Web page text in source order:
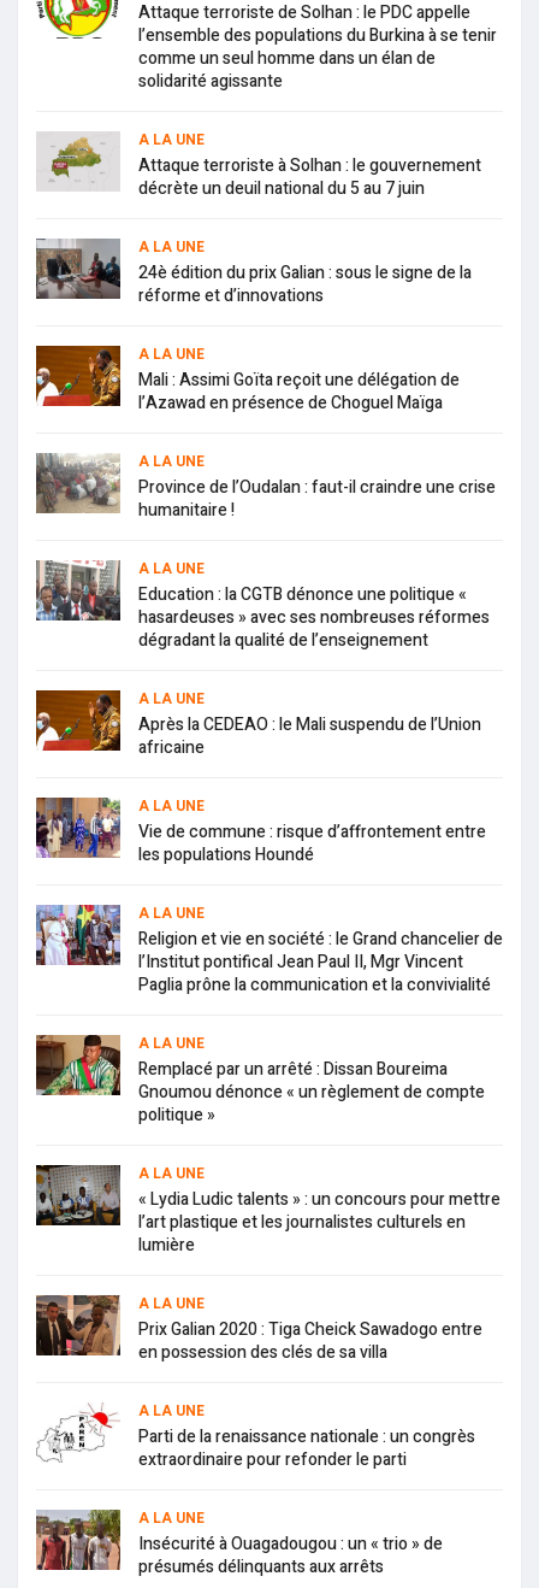
Attaque terroriste de Solhan : le PDC appelle
l’ensemble des populations du Burkina à se tenir
comme un seul homme dans un élan de
solidarité agissante
A LA UNE
Attaque terroriste à Solhan : le gouvernement
décrète un deuil national du 5 au 7 juin
A LA UNE
24è édition du prix Galian : sous le signe de la
réforme et d’innovations
A LA UNE
Mali : Assimi Goïta reçoit une délégation de
l’Azawad en présence de Choguel Maïga
A LA UNE
Province de l’Oudalan : faut-il craindre une crise
humanitaire !
A LA UNE
Education : la CGTB dénonce une politique «
hasardeuses » avec ses nombreuses réformes
dégradant la qualité de l’enseignement
A LA UNE
Après la CEDEAO : le Mali suspendu de l’Union
africaine
A LA UNE
Vie de commune : risque d’affrontement entre
les populations Houndé
A LA UNE
Religion et vie en société : le Grand chancelier de
l’Institut pontifical Jean Paul II, Mgr Vincent
Paglia prône la communication et la convivialité
A LA UNE
Remplacé par un arrêté : Dissan Boureima
Gnoumou dénonce « un règlement de compte
politique »
A LA UNE
« Lydia Ludic talents » : un concours pour mettre
l’art plastique et les journalistes culturels en
lumière
A LA UNE
Prix Galian 2020 : Tiga Cheick Sawadogo entre
en possession des clés de sa villa
A LA UNE
Parti de la renaissance nationale : un congrès
extraordinaire pour refonder le parti
A LA UNE
Insécurité à Ouagadougou : un « trio » de
présumés délinquants aux arrêts